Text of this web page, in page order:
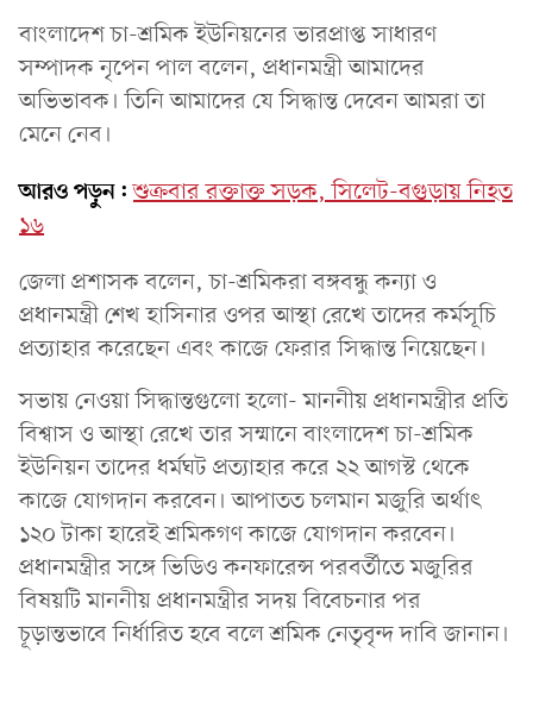
বাংলাদেশ চা-শ্রমিক ইউনিয়নের ভারপ্রাপ্ত সাধারণ
সম্পাদক নৃপেন পাল বলেন, প্রধানমন্ত্রী আমাদের
অভিভাবক। তিনি আমাদের যে সিদ্ধান্ত দেবেন আমরা তা
মেনে নেব।
আরও পড়ুন: শুক্রবার রক্তাক্ত সড়ক, সিলেট-বগুড়ায় নিহত
১৬
জেলা প্রশাসক বলেন, চা-শ্রমিকরা বঙ্গবন্ধু কন্যা ও
প্রধানমন্ত্রী শেখ হাসিনার ওপর আস্থা রেখে তাদের কর্মসূচি
প্রত্যাহার করেছেন এবং কাজে ফেরার সিদ্ধান্ত নিয়েছেন।
সভায় নেওয়া সিদ্ধান্তগুলো হলো- মাননীয় প্রধানমন্ত্রীর প্রতি
বিশ্বাস ও আস্থা রেখে তার সম্মানে বাংলাদেশ চা-শ্রমিক
ইউনিয়ন তাদের ধর্মঘট প্রত্যাহার করে ২২ আগস্ট থেকে
কাজে যোগদান করবেন। আপাতত চলমান মজুরি অর্থাৎ
১২০ টাকা হারেই শ্রমিকগণ কাজে যোগদান করবেন।
প্রধানমন্ত্রীর সঙ্গে ভিডিও কনফারেন্স পরবর্তীতে মজুরির
বিষয়টি মাননীয় প্রধানমন্ত্রীর সদয় বিবেচনার পর
চূড়ান্তভাবে নির্ধারিত হবে বলে শ্রমিক নেতৃবৃন্দ দাবি জানান।